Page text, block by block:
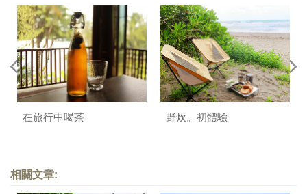
在旅行中喝茶 野炊。初體驗
相關文章: